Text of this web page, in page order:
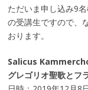
ただいま申し込み9
の受講生ですので、
おります。
Salicus
グレゴリオ聖歌とフ